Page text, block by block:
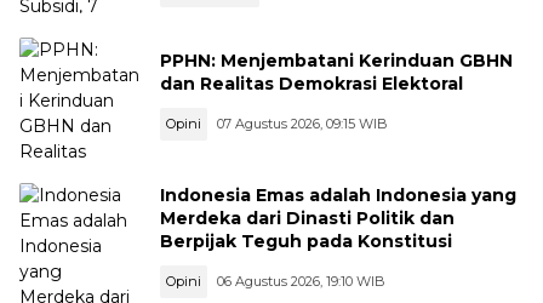
PPHN: Menjembatani Kerinduan GBHN
dan Realitas Demokrasi Elektoral
Opini 07 Agustus 2026, 09:15 WIB
Indonesia Emas adalah Indonesia yang
Merdeka dari Dinasti Politik dan
Berpijak Teguh pada Konstitusi
Opini 06 Agustus 2026, 19:10 WIB